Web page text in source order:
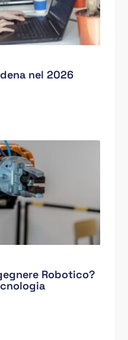
nel 2026
Robotico?